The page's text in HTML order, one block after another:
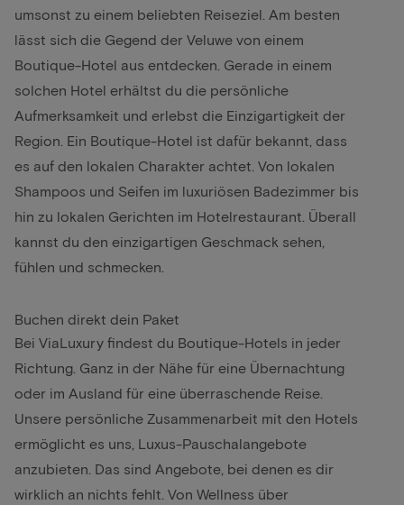
umsonst zu einem beliebten Reiseziel. Am besten
lässt sich die Gegend der Veluwe von einem
Boutique-Hotel aus entdecken. Gerade in einem
solchen Hotel erhältst du die persönliche
Aufmerksamkeit und erlebst die Einzigartigkeit der
Region. Ein Boutique-Hotel ist dafür bekannt, dass
es auf den lokalen Charakter achtet. Von lokalen
Shampoos und Seifen im luxuriösen Badezimmer bis
hin zu lokalen Gerichten im Hotelrestaurant. Überall
kannst du den einzigartigen Geschmack sehen,
fühlen und schmecken.
Buchen direkt dein Paket
Bei ViaLuxury findest du Boutique-Hotels in jeder
Richtung. Ganz in der Nähe für eine Übernachtung
oder im Ausland für eine überraschende Reise.
Unsere persönliche Zusammenarbeit mit den Hotels
ermöglicht es uns, Luxus-Pauschalangebote
anzubieten. Das sind Angebote, bei denen es dir
wirklich an nichts fehlt. Von Wellness über